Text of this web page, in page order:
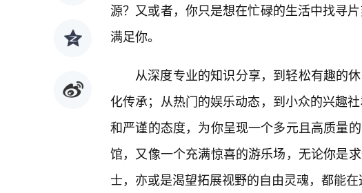
源？又或者，你只是想在忙碌的生活中找寻
满足你。
从深度专业的知识分享，到轻松有趣的
化传承；从热门的娱乐动态，到小众的兴趣
和严谨的态度，为你呈现一个多元且高质量
馆，又像一个充满惊喜的游乐场，无论你是
士，亦或是渴望拓展视野的自由灵魂，都能在